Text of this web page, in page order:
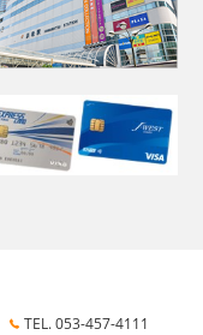
TEL. 053-457-4111